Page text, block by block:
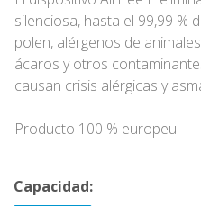
silenciosa, hasta el 99,99 %
polen, alérgenos de
ácaros y otros
causan crisis alérgicas y
Producto 100 % europeu.
Capacidad: